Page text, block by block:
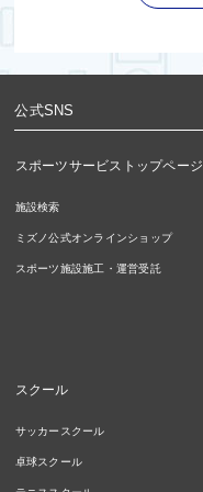
公式SNS
スポーツサービストップページ
施設検索
ミズノ公式オンラインショップ
スポーツ施設施工・運営受託
スクール
サッカースクール
卓球スクール